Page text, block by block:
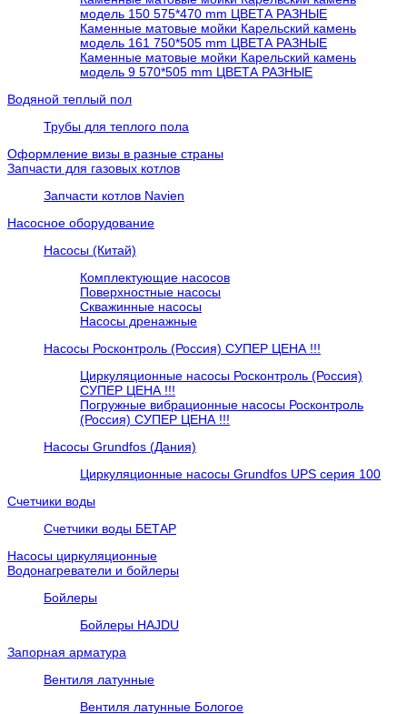
модель 150 575*470 mm ЦВЕТА РАЗНЫЕ
Каменные матовые мойки Карельский камень
модель 161 750*505 mm ЦВЕТА РАЗНЫЕ
Каменные матовые мойки Карельский камень
модель 9 570*505 mm ЦВЕТА РАЗНЫЕ
Водяной теплый пол
Трубы для теплого пола
Оформление визы в разные страны
Запчасти для газовых котлов
Запчасти котлов Navien
Насосное оборудование
Насосы (Китай)
Комплектующие насосов
Поверхностные насосы
Скважинные насосы
Насосы дренажные
Насосы Росконтроль (Россия) СУПЕР ЦЕНА !!!
Циркуляционные насосы Росконтроль (Россия)
СУПЕР ЦЕНА !!!
Погружные вибрационные насосы Росконтроль
(Россия) СУПЕР ЦЕНА !!!
Насосы Grundfos (Дания)
Циркуляционные насосы Grundfos UPS серия 100
Счетчики воды
Счетчики воды БЕТАР
Насосы циркуляционные
Водонагреватели и бойлеры
Бойлеры
Бойлеры HAJDU
Запорная арматура
Вентиля латунные
Вентиля латунные Бологое